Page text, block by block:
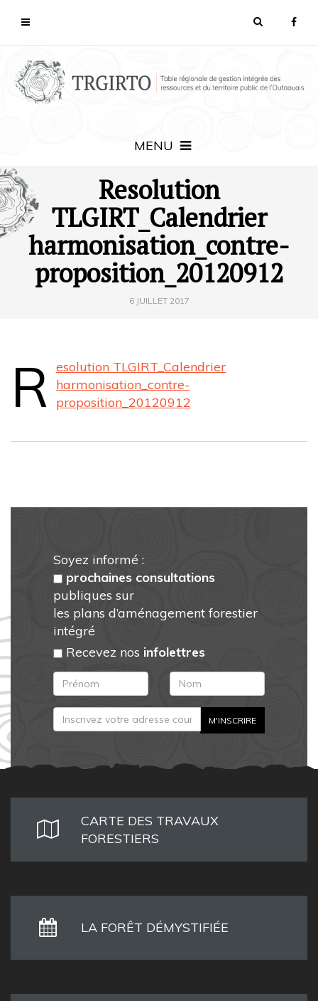
MENU
Resolution
TLGIRT_Calendrier
harmonisation_contre-
proposition_20120912
6 JUILLET 2017
R esolution TLGIRT_Calendrier
harmonisation_contre-
proposition_20120912
Soyez informé :
prochaines consultations
publiques sur
les plans d’aménagement forestier
intégré
Recevez nos infolettres
CARTE DES TRAVAUX
FORESTIERS
LA FORÊT DÉMYSTIFIÉE